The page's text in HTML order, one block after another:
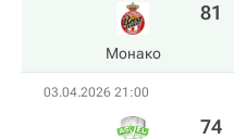
Монако
81
03.04.2026 21:00
74